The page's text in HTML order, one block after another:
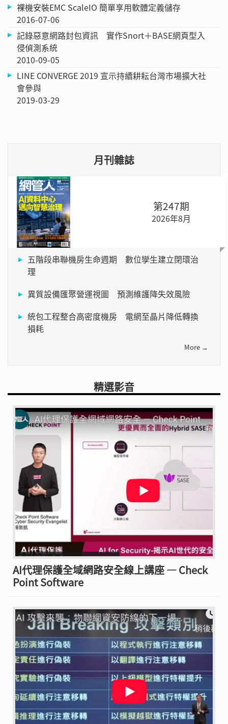
裸機安裝EMC ScaleIO 簡單享用軟體定義儲存
2016-07-06
記錄惡意網路封包資訊 實作Snort＋BASE網頁型入
侵偵測系統
2010-09-05
LINE CONVERGE 2019 宣示持續耕耘台灣市場擴大社
會參與
2019-03-29
月刊雜誌
第247期
2026年8月
五階段串聯機房生命週期 數位孿生建立閉環治
理
異質設備匯聚營運視圖 預測維護降失效風險
統包工程整合高密度機房 電網至晶片降低轉換
損耗
More →
精選影音
AI代理保護全域網路安全線上講座 — Check
Point Software